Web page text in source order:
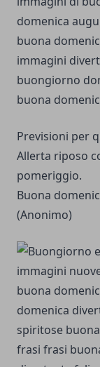
Previsioni per
Allerta riposo
pomeriggio.
Buona
(Anonimo)